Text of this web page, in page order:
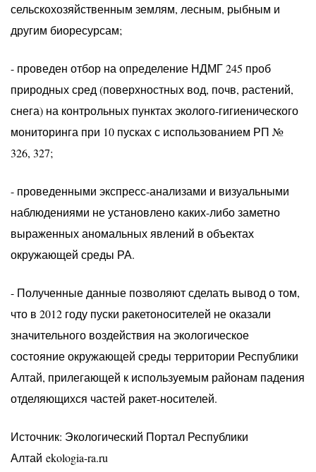
сельскохозяйственным землям, лесным, рыбным и
другим биоресурсам;
- проведен отбор на определение НДМГ 245 проб
природных сред (поверхностных вод, почв, растений,
снега) на контрольных пунктах эколого-гигиенического
мониторинга при 10 пусках с использованием РП №
326, 327;
- проведенными экспресс-анализами и визуальными
наблюдениями не установлено каких-либо заметно
выраженных аномальных явлений в объектах
окружающей среды РА.
- Полученные данные позволяют сделать вывод о том,
что в 2012 году пуски ракетоносителей не оказали
значительного воздействия на экологическое
состояние окружающей среды территории Республики
Алтай, прилегающей к используемым районам падения
отделяющихся частей ракет-носителей.
Источник: Экологический Портал Республики
Алтай ekologia-ra.ru